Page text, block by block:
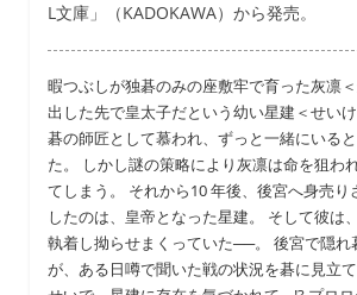
L文庫」（KADOKAWA）から発売。
暇つぶしが独碁のみの座敷牢で育った灰凛
出した先で皇太子だという幼い星建＜せいけ
碁の師匠として慕われ、ずっと一緒にいる
た。 しかし謎の策略により灰凛は命を狙わ
てしまう。 それから10 年後、後宮へ身売り
したのは、皇帝となった星建。 そして彼は
執着し拗らせまくっていた──。 後宮で隠れ
が、ある日噂で聞いた戦の状況を碁に見立